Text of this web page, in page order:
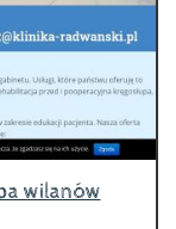
wilanów